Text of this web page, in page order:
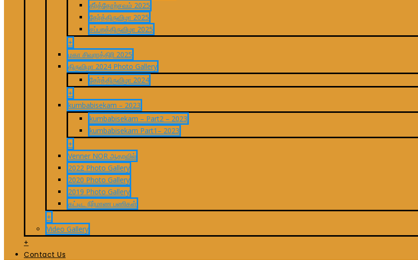
தீர்த்தோற்சவம் 2025
தேர்த்திருவிழா 2025
சப்பறத்திருவிழா 2025
+
மகா சிவராத்திரி 2025
திருவிழா 2024 Photo Gallery
தேர்த்திருவிழா 2024
+
kumbabisekam – 2023
kumbabisekam – Part2 – 2023
kumbabisekam Part1– 2023
+
Venner NOR ஆதரவில்
2022 Photo Gallery
2020 Photo Gallery
2019 Photo Gallery
கட்டிட நிர்மாண பணிகள்
+
Video Gallery
+
Contact Us